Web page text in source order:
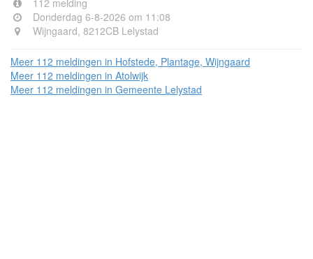
Donderdag 6-8-2026 om 11:08
Wijngaard, 8212CB Lelystad
Meer 112 meldingen in Hofstede, Plantage, Wijngaard
Meer 112 meldingen in Atolwijk
Meer 112 meldingen in Gemeente Lelystad